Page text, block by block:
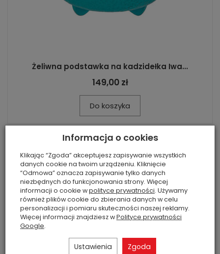
Żeliwna podstawka na kadzidełka Iwa...
149,00 zł
Do koszyka
Informacja o cookies
Klikając “Zgoda” akceptujesz zapisywanie wszystkich
danych cookie na twoim urządzeniu. Kliknięcie
“Odmowa” oznacza zapisywanie tylko danych
niezbędnych do funkcjonowania strony. Więcej
informacji o cookie wpolityce prywatności. Używamy
również plików cookie do zbierania danych w celu
personalizacji i pomiaru skuteczności naszej reklamy.
Więcej informacji znajdziesz wPolityce prywatności
Google.
Ustawienia Zgoda